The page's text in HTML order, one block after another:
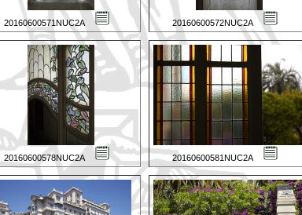
20160600571NUC2A 20160600572NUC2A
20160600578NUC2A 20160600581NUC2A